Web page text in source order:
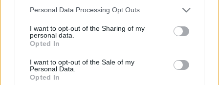
Please note that this website/app uses one or more Google
not limited to your visit or usage behaviour. You may click to
grant or deny consent to Google and its third-party tags to
use your data for below specified purposes in below Google
consent section.
Personal Data Processing Opt Outs
I want to opt-out of the Sharing of my
personal data.
Opted In
I want to opt-out of the Sale of my
Personal Data.
Opted In
Ó, gitár,
szóóóólj!
Öcsre indultunk
Etnofon Zenei Társuláskoncertjére, amikor
zuhogni kezdett, de ez nem tántorított el minket.
Reménykedtünk benne, hogy eláll, mire a Kőfejtőbe